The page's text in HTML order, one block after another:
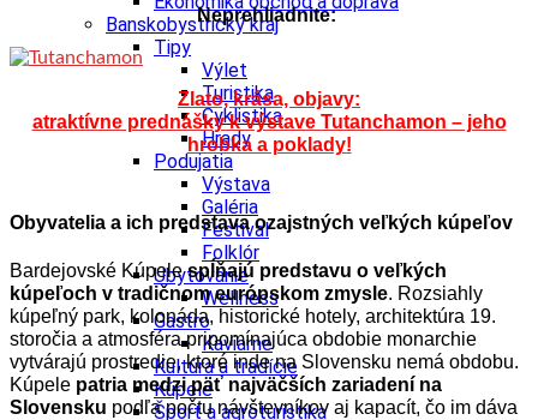
Banskobystrický kraj
Tipy
Výlet
Turistika
Cyklistika
Hrady
Podujatia
Výstava
Galéria
Festival
Folklór
Ubytovanie
Wellness
Gastro
Kaviarne
Kultúra a tradície
Kúpele
Šport a agroturistika
Neprehliadnite:
Zlato, krása, objavy:
atraktívne prednášky k výstave Tutanchamon – jeho
hrobka a poklady!
Obyvatelia a ich predstava ozajstných veľkých kúpeľov
Bardejovské Kúpelespĺňajú predstavu o veľkých
kúpeľoch v tradičnom európskom zmysle. Rozsiahly
kúpeľný park, kolonáda, historické hotely, architektúra 19.
storočia a atmosféra pripomínajúca obdobie monarchie
vytvárajú prostredie, ktoré inde na Slovensku nemá obdobu.
Kúpele patria medzi päť najväčších zariadení na
Slovensku podľa počtu návštevníkov aj kapacít, čo im dáva